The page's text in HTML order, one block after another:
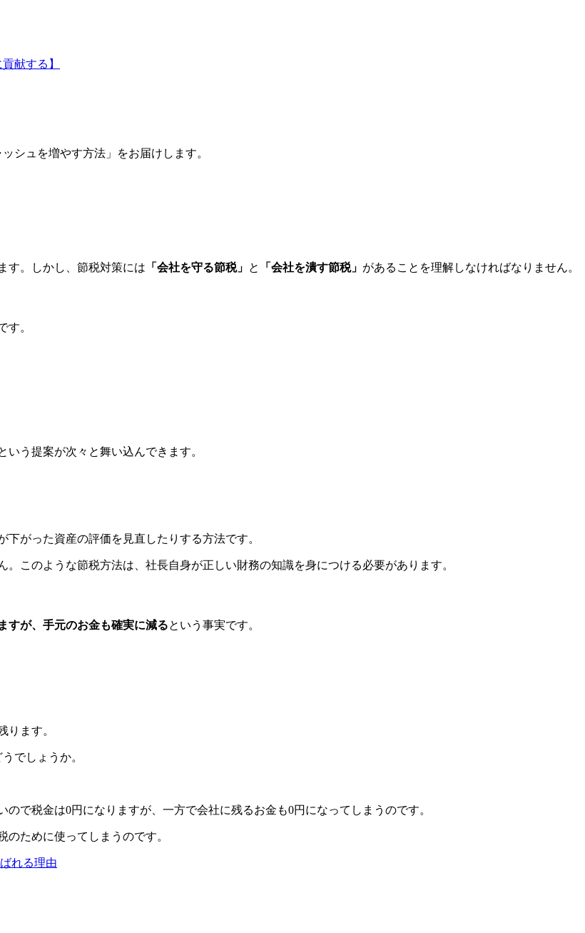
献する】
シュを増やす方法」をお届けします。
す。しかし、節税対策には 「会社を守る節税」 と 「会社を潰す節税」 があることを理解しなければなりません。
す。
う提案が次々と舞い込んできます。
がった資産の評価を見直したりする方法です。
このような節税方法は、社長自身が正しい財務の知識を身につける必要があります。
すが、手元のお金も確実に減るという事実です。
ります。
でしょうか。
で税金は0円になりますが、一方で会社に残るお金も0円になってしまうのです。
ために使ってしまうのです。